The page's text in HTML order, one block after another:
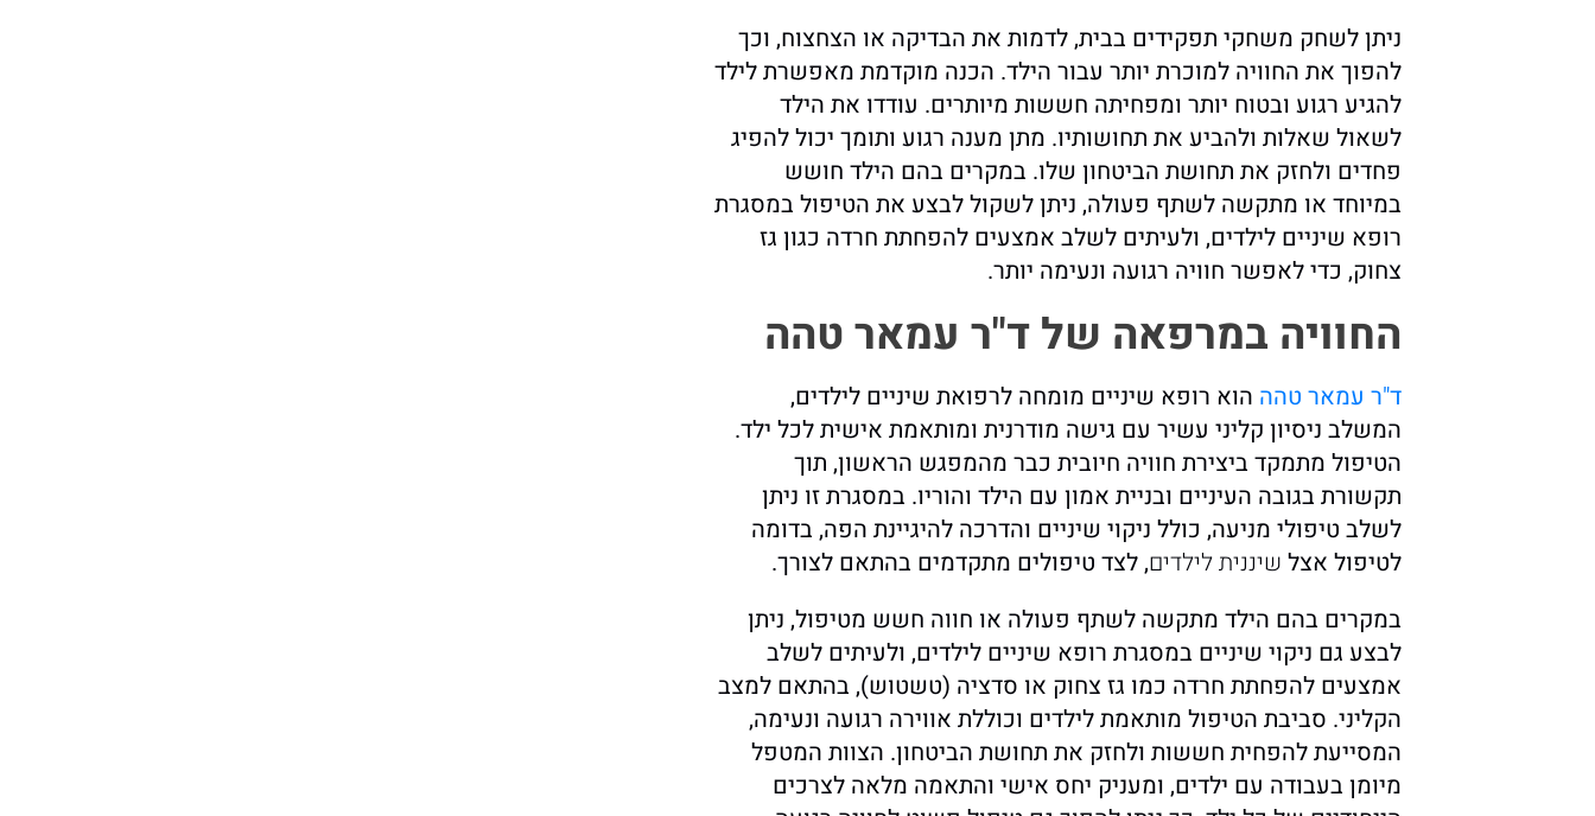
ניתן לשחק משחקי תפקידים בבית, לדמות את הבדיקה או הצחצוח, וכך
להפוך את החוויה למוכרת יותר עבור הילד. הכנה מוקדמת מאפשרת לילד
להגיע רגוע ובטוח יותר ומפחיתה חששות מיותרים. עודדו את הילד
לשאול שאלות ולהביע את תחושותיו. מתן מענה רגוע ותומך יכול להפיג
פחדים ולחזק את תחושת הביטחון שלו. במקרים בהם הילד חושש
במיוחד או מתקשה לשתף פעולה, ניתן לשקול לבצע את הטיפול במסגרת
רופא שיניים לילדים, ולעיתים לשלב אמצעים להפחתת חרדה כגון גז
צחוק, כדי לאפשר חוויה רגועה ונעימה יותר.
החוויה במרפאה של ד"ר עמאר טהה
ד"ר עמאר טהה הוא רופא שיניים מומחה לרפואת שיניים לילדים,
המשלב ניסיון קליני עשיר עם גישה מודרנית ומותאמת אישית לכל ילד.
הטיפול מתמקד ביצירת חוויה חיובית כבר מהמפגש הראשון, תוך
תקשורת בגובה העיניים ובניית אמון עם הילד והוריו. במסגרת זו ניתן
לשלב טיפולי מניעה, כולל ניקוי שיניים והדרכה להיגיינת הפה, בדומה
לטיפול אצל שיננית לילדים, לצד טיפולים מתקדמים בהתאם לצורך.
במקרים בהם הילד מתקשה לשתף פעולה או חווה חשש מטיפול, ניתן
לבצע גם ניקוי שיניים במסגרת רופא שיניים לילדים, ולעיתים לשלב
אמצעים להפחתת חרדה כמו גז צחוק או סדציה (טשטוש), בהתאם למצב
הקליני. סביבת הטיפול מותאמת לילדים וכוללת אווירה רגועה ונעימה,
המסייעת להפחית חששות ולחזק את תחושת הביטחון. הצוות המטפל
מיומן בעבודה עם ילדים, ומעניק יחס אישי והתאמה מלאה לצרכים